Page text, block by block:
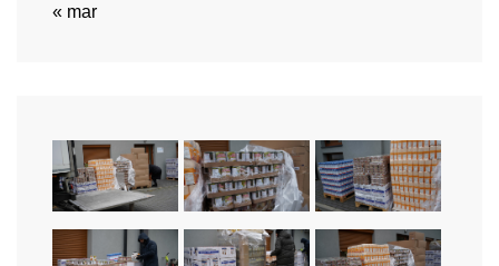
« mar